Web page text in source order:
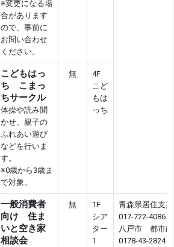
※変更になる場
合があります
ので、事前に
お問い合わせ
ください。
こどもはっ
ち こまっ
ちサークル
体操や読み聞
かせ、親子の
ふれあい遊び
などを行いま
す。
※0歳から3歳ま
で対象。
無
4F
こど
もは
っち
一般消費者
向け 住ま
いと空き家
相談会
無
1F
シア
ター
1
青森県居住支
017-722-4086
八戸市 都市政
0178-43-2824